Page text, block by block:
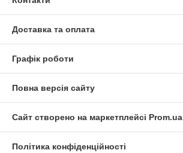
Доставка та оплата
Графік роботи
Повна версія сайту
Сайт створено на маркетплейсі Prom.ua
Політика конфіденційності